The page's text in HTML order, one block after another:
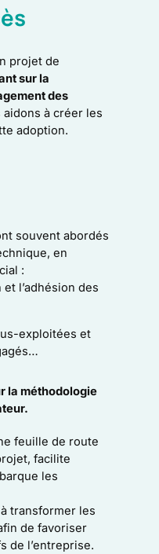
projet de
sur la
des
aidons à créer les
adoption.
souvent abordés
en
:
l’adhésion des
exploitées et
la méthodologie
feuille de route
facilite
les
transformer les
de favoriser
de l’entreprise.